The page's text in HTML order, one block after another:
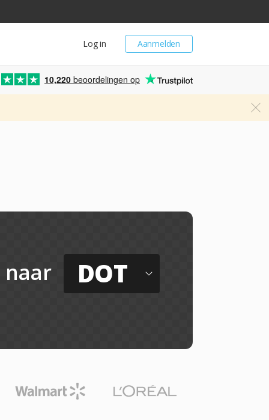
Aanmelden
Log in
10,220 beoordelingen op
naar DOT